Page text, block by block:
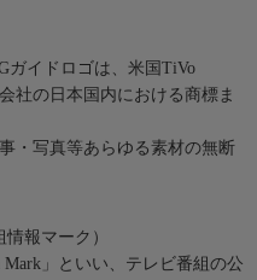
ガイドロゴは、米国TiVo
社の日本国内における商標ま
・写真等あらゆる素材の無断
報マーク）
」といい、テレビ番組の公